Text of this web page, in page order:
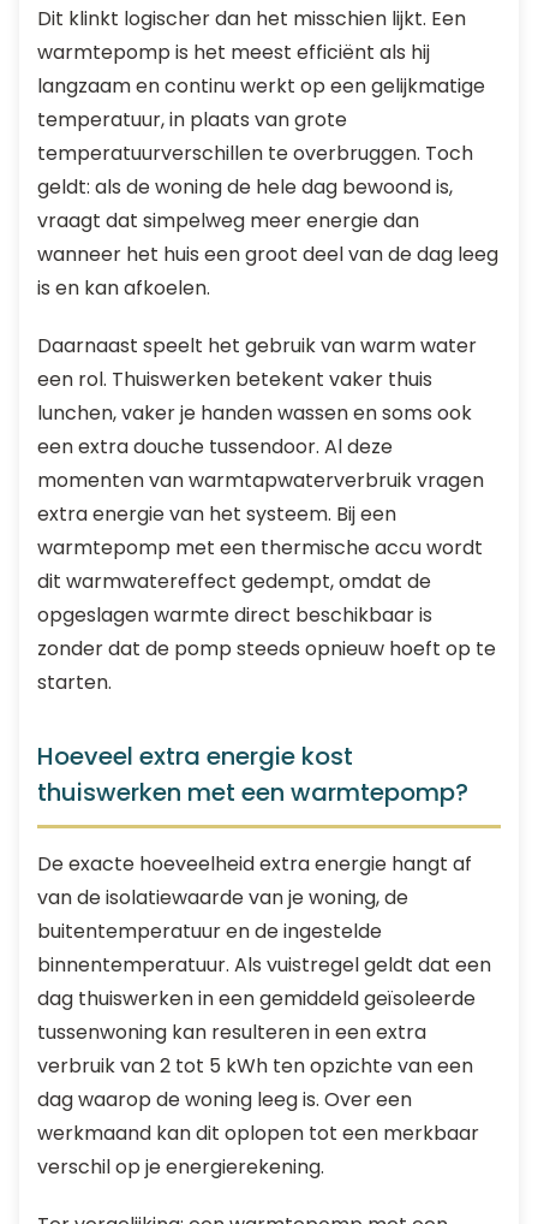
Dit klinkt logischer dan het misschien lijkt. Een
warmtepomp is het meest efficiënt als hij
langzaam en continu werkt op een gelijkmatige
temperatuur, in plaats van grote
temperatuurverschillen te overbruggen. Toch
geldt: als de woning de hele dag bewoond is,
vraagt dat simpelweg meer energie dan
wanneer het huis een groot deel van de dag leeg
is en kan afkoelen.
Daarnaast speelt het gebruik van warm water
een rol. Thuiswerken betekent vaker thuis
lunchen, vaker je handen wassen en soms ook
een extra douche tussendoor. Al deze
momenten van warmtapwaterverbruik vragen
extra energie van het systeem. Bij een
warmtepomp met een thermische accu wordt
dit warmwatereffect gedempt, omdat de
opgeslagen warmte direct beschikbaar is
zonder dat de pomp steeds opnieuw hoeft op te
starten.
Hoeveel extra energie kost
thuiswerken met een warmtepomp?
De exacte hoeveelheid extra energie hangt af
van de isolatiewaarde van je woning, de
buitentemperatuur en de ingestelde
binnentemperatuur. Als vuistregel geldt dat een
dag thuiswerken in een gemiddeld geïsoleerde
tussenwoning kan resulteren in een extra
verbruik van 2 tot 5 kWh ten opzichte van een
dag waarop de woning leeg is. Over een
werkmaand kan dit oplopen tot een merkbaar
verschil op je energierekening.